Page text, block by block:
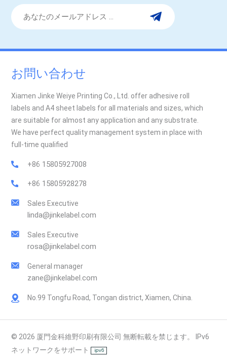
お問い合わせ
Xiamen Jinke Weiye Printing Co., Ltd. offer adhesive roll
labels and A4 sheet labels for all materials and sizes, which
are suitable for almost any application and any substrate.
We have perfect quality management system in place with
full-time qualified
+86 15805927008
+86 15805928278
Sales Executive
linda@jinkelabel.com
Sales Executive
rosa@jinkelabel.com
General manager
zane@jinkelabel.com
No.99 Tongfu Road, Tongan district, Xiamen, China.
© 2026 厦門金科維野印刷有限公司 無断転載を禁じます。 IPv6
ネットワークをサポート